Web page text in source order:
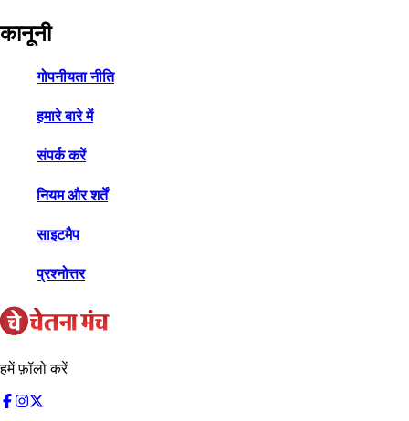
कानूनी
गोपनीयता नीति
हमारे बारे में
संपर्क करें
नियम और शर्तें
साइटमैप
प्रश्नोत्तर
हमें फ़ॉलो करें